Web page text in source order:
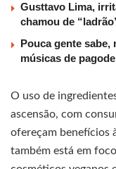
Gusttavo Lima,
chamou de
Pouca gente sabe,
músicas de
O uso de
ascensão, com
ofereçam benefícios
também está em